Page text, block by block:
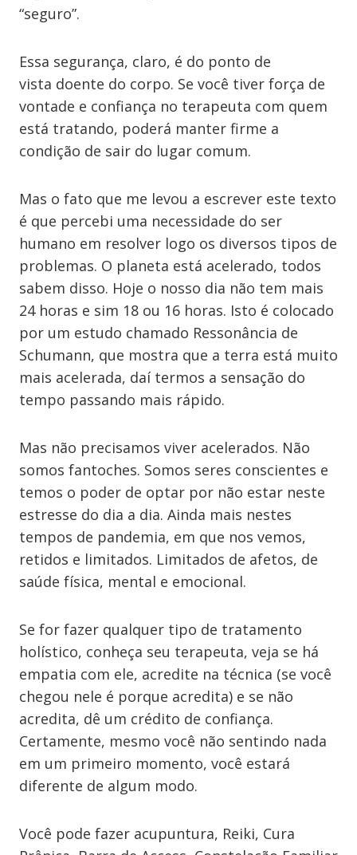
“seguro”.
Essa segurança, claro, é do ponto de
vista doente do corpo. Se você tiver força de
vontade e confiança no terapeuta com quem
está tratando, poderá manter firme a
condição de sair do lugar comum.
Mas o fato que me levou a escrever este texto
é que percebi uma necessidade do ser
humano em resolver logo os diversos tipos de
problemas. O planeta está acelerado, todos
sabem disso. Hoje o nosso dia não tem mais
24 horas e sim 18 ou 16 horas. Isto é colocado
por um estudo chamado Ressonância de
Schumann, que mostra que a terra está muito
mais acelerada, daí termos a sensação do
tempo passando mais rápido.
Mas não precisamos viver acelerados. Não
somos fantoches. Somos seres conscientes e
temos o poder de optar por não estar neste
estresse do dia a dia. Ainda mais nestes
tempos de pandemia, em que nos vemos,
retidos e limitados. Limitados de afetos, de
saúde física, mental e emocional.
Se for fazer qualquer tipo de tratamento
holístico, conheça seu terapeuta, veja se há
empatia com ele, acredite na técnica (se você
chegou nele é porque acredita) e se não
acredita, dê um crédito de confiança.
Certamente, mesmo você não sentindo nada
em um primeiro momento, você estará
diferente de algum modo.
Você pode fazer acupuntura, Reiki, Cura